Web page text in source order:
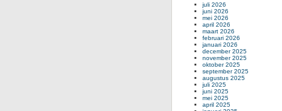
juli 2026
juni 2026
mei 2026
april 2026
maart 2026
februari 2026
januari 2026
december 2025
november 2025
oktober 2025
september 2025
augustus 2025
juli 2025
juni 2025
mei 2025
april 2025